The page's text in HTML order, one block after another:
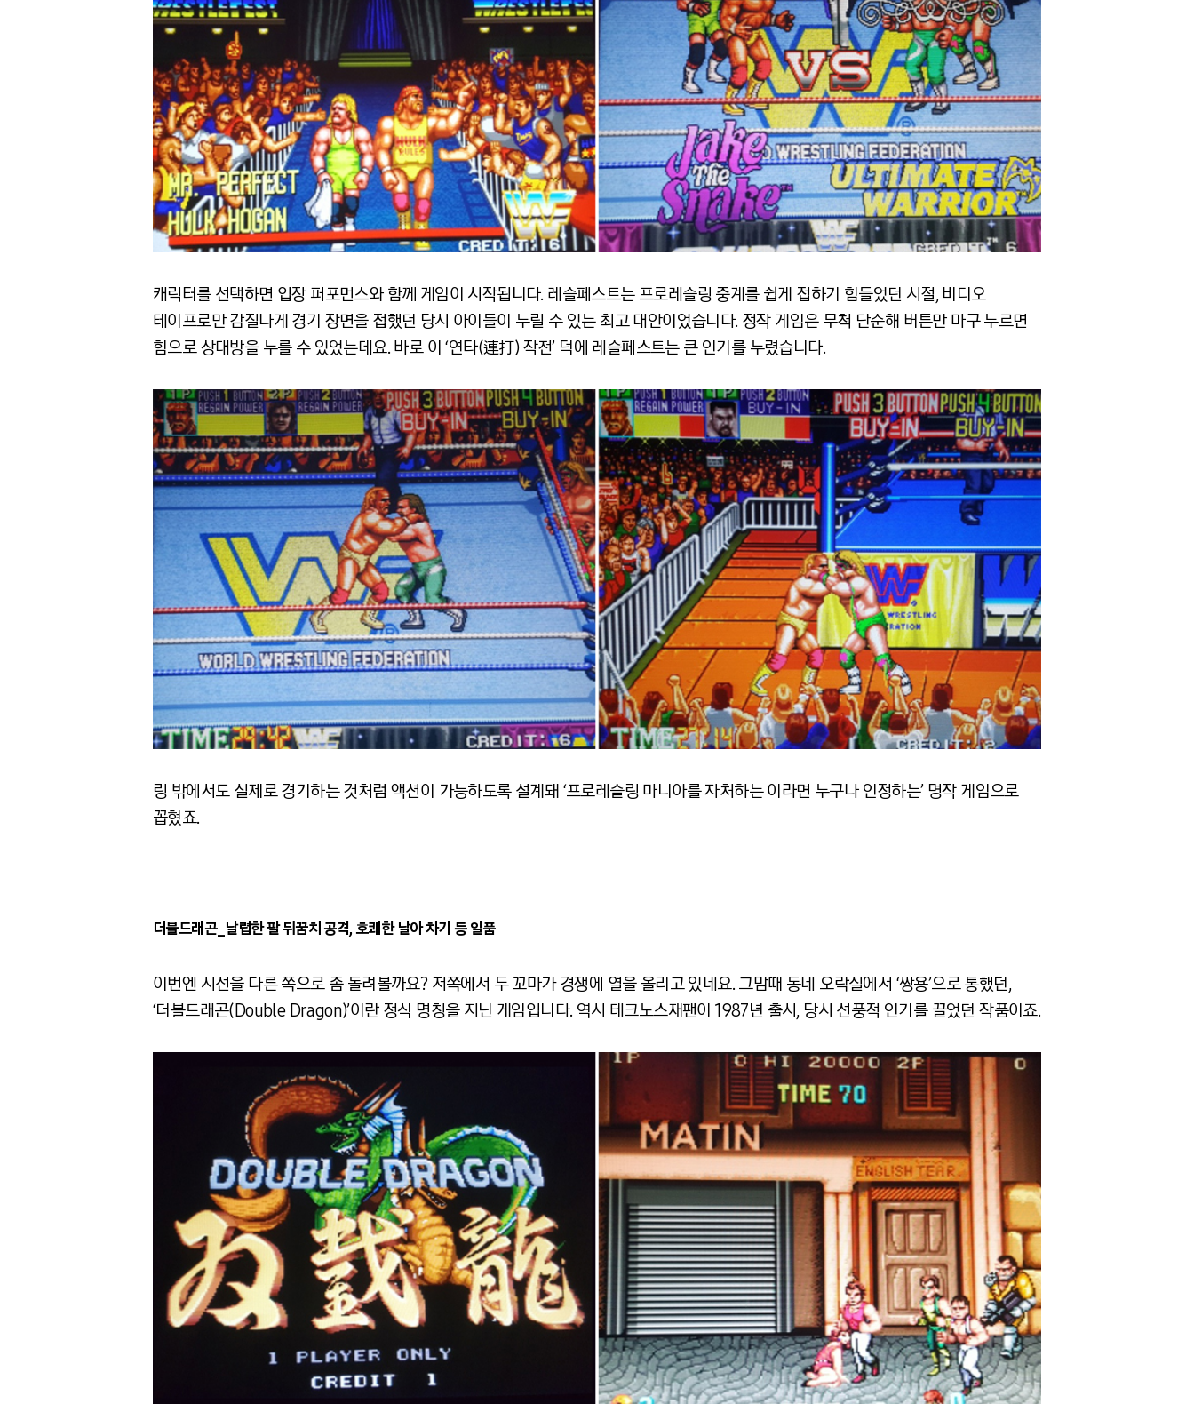
캐릭터를 선택하면 입장 퍼포먼스와 함께 게임이 시작됩니다. 레슬페스트는 프로레슬링 중계를 쉽게 접하기 힘들었던 시절, 비디오
테이프로만 감질나게 경기 장면을 접했던 당시 아이들이 누릴 수 있는 최고 대안이었습니다. 정작 게임은 무척 단순해 버튼만 마구 누르면
힘으로 상대방을 누를 수 있었는데요. 바로 이 ‘연타(連打) 작전’ 덕에 레슬페스트는 큰 인기를 누렸습니다.
링 밖에서도 실제로 경기하는 것처럼 액션이 가능하도록 설계돼 ‘프로레슬링 마니아를 자처하는 이라면 누구나 인정하는’ 명작 게임으로
꼽혔죠.
더블드래곤_날렵한 팔 뒤꿈치 공격, 호쾌한 날아 차기 등 일품
이번엔 시선을 다른 쪽으로 좀 돌려볼까요? 저쪽에서 두 꼬마가 경쟁에 열을 올리고 있네요. 그맘때 동네 오락실에서 ‘쌍용’으로 통했던,
‘더블드래곤(Double Dragon)’이란 정식 명칭을 지닌 게임입니다. 역시 테크노스재팬이 1987년 출시, 당시 선풍적 인기를 끌었던 작품이죠.